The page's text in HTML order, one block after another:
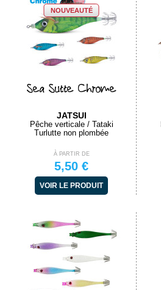
NOUVEAUTÉ
Sea Sutte Chrome
JATSUI
Pêche verticale / Tataki
Turlutte non plombée
À PARTIR DE
5,50 €
VOIR LE PRODUIT